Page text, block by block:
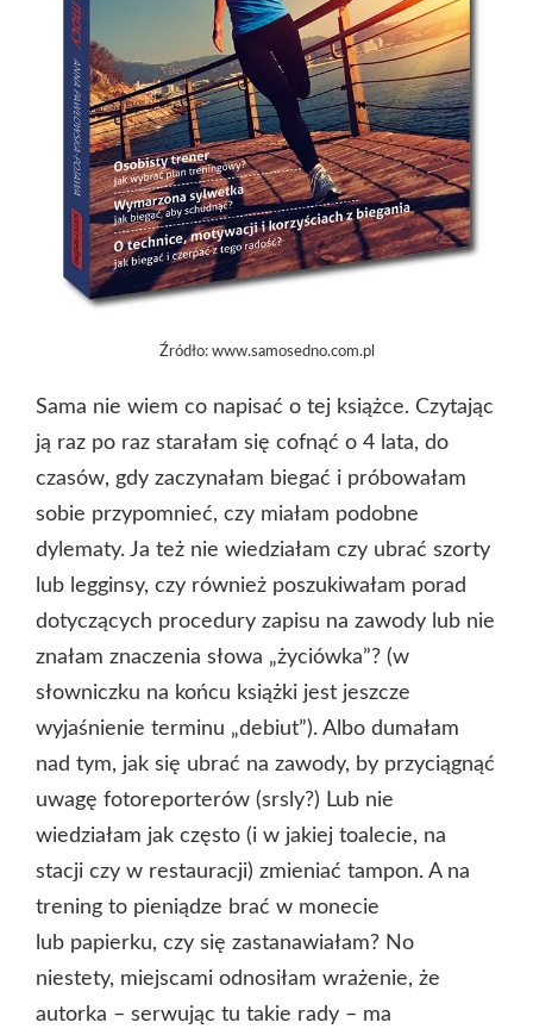
Źródło: www.samosedno.com.pl
Sama nie wiem co napisać o tej książce. Czytając
ją raz po raz starałam się cofnąć o 4 lata, do
czasów, gdy zaczynałam biegać i próbowałam
sobie przypomnieć, czy miałam podobne
dylematy. Ja też nie wiedziałam czy ubrać szorty
lub legginsy, czy również poszukiwałam porad
dotyczących procedury zapisu na zawody lub nie
znałam znaczenia słowa „życiówka”? (w
słowniczku na końcu książki jest jeszcze
wyjaśnienie terminu „debiut”). Albo dumałam
nad tym, jak się ubrać na zawody, by przyciągnąć
uwagę fotoreporterów (srsly?) Lub nie
wiedziałam jak często (i w jakiej toalecie, na
stacji czy w restauracji) zmieniać tampon. A na
trening to pieniądze brać w monecie
lub papierku, czy się zastanawiałam? No
niestety, miejscami odnosiłam wrażenie, że
autorka – serwując tu takie rady – ma